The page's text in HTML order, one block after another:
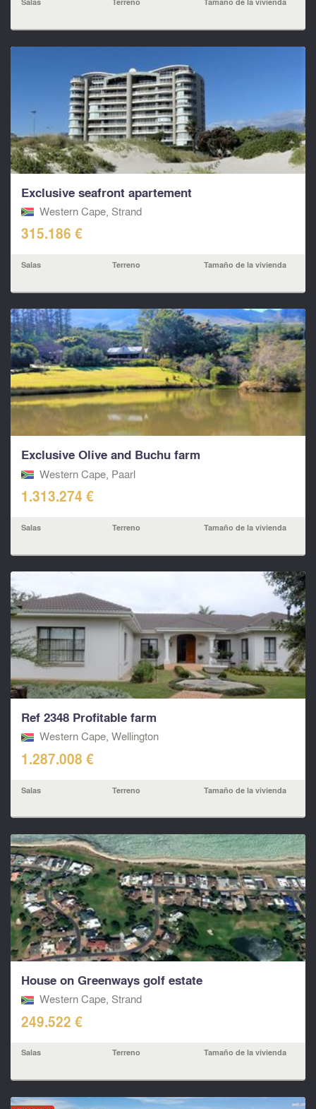
Exclusive seafront apartement
Western Cape, Strand
315.186 €
Salas Terreno Tamaño de la vivienda
Exclusive Olive and Buchu farm
Western Cape, Paarl
1.313.274 €
Salas Terreno Tamaño de la vivienda
Ref 2348 Profitable farm
Western Cape, Wellington
1.287.008 €
Salas Terreno Tamaño de la vivienda
House on Greenways golf estate
Western Cape, Strand
249.522 €
Salas Terreno Tamaño de la vivienda